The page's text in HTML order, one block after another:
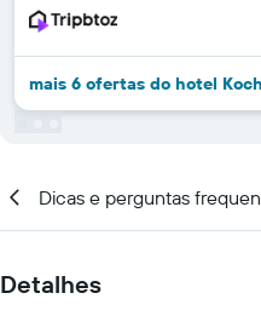
mais 6 ofertas do hotel
Dicas e perguntas
Detalhes